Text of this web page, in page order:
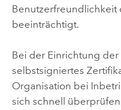
Benutzerfreundlichkeit
beeinträchtigt.
Bei der Einrichtung
selbstsigniertes
Organisation bei
sich schnell